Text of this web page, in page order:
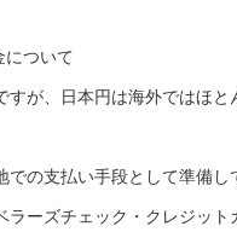
ついて
すが、日本円は海外ではほと
での支払い手段として準備し
ラーズチェック・クレジット